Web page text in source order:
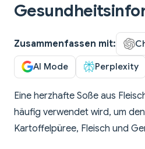
Zusammenfassen mit:
AI Mode Perplexity
Eine herzhafte Soße aus
häufig verwendet wird, um
Kartoffelpüree, Fleisch und